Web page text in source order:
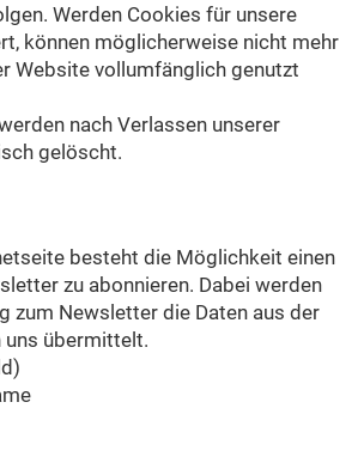
Werden Cookies für unsere
können möglicherweise nicht mehr
Website vollumfänglich genutzt
nach Verlassen unserer
gelöscht.
besteht die Möglichkeit einen
zu abonnieren. Dabei werden
zum Newsletter die Daten aus der
uns übermittelt.